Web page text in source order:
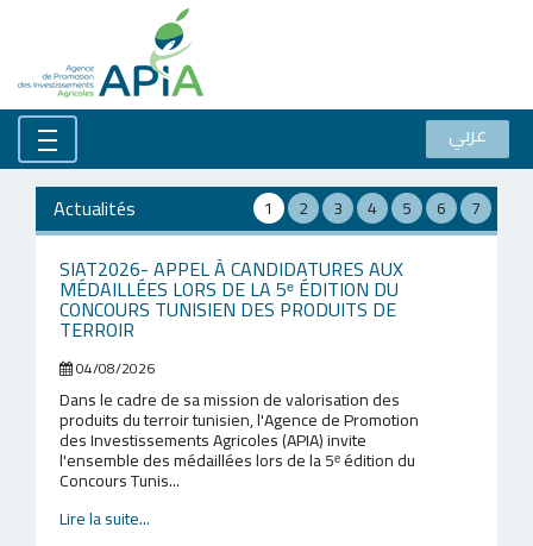
عربي
Actualités
SIAT2026- APPEL À CANDIDATURES AUX
MÉDAILLÉES LORS DE LA 5ᵉ ÉDITION DU
CONCOURS TUNISIEN DES PRODUITS DE
TERROIR
04/08/2026
Dans le cadre de sa mission de valorisation des
produits du terroir tunisien, l'Agence de Promotion
des Investissements Agricoles (APIA) invite
l'ensemble des médaillées lors de la 5ᵉ édition du
Concours Tunis...
Lire la suite...
1 2 3 4 5 6 7